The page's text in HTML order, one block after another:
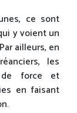
ce sont
y voient un
ailleurs, en
les
de force et
en faisant